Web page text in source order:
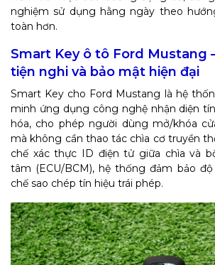
nghiệm sử dụng hằng ngày theo
toàn hơn.
Smart Key ô tô Ford Mustang
tiện nghi và bảo mật hiện đại
Smart Key cho Ford Mustang là hệ
minh ứng dụng công nghệ nhận diện
hóa, cho phép người dùng mở/khóa
mà không cần thao tác chìa cơ truyền
chế xác thực ID điện tử giữa chìa và
tâm (ECU/BCM), hệ thống đảm bảo
chế sao chép tín hiệu trái phép.